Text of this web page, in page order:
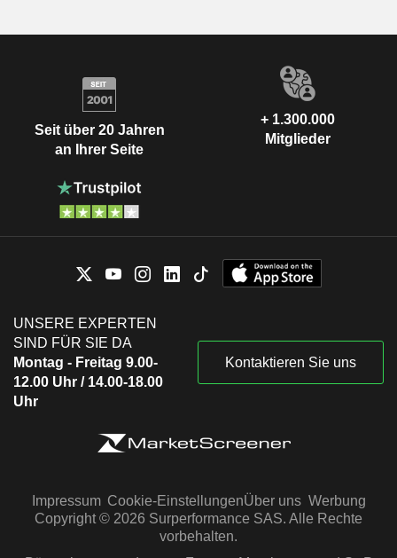
Seit über 20 Jahren
an Ihrer Seite
+ 1.300.000
Mitglieder
UNSERE EXPERTEN
SIND FÜR SIE DA
Montag - Freitag 9.00-
12.00 Uhr / 14.00-18.00
Uhr
Kontaktieren Sie uns
Impressum Cookie-EinstellungenÜber uns Werbung
Copyright © 2026 Surperformance SAS. Alle Rechte
vorbehalten.